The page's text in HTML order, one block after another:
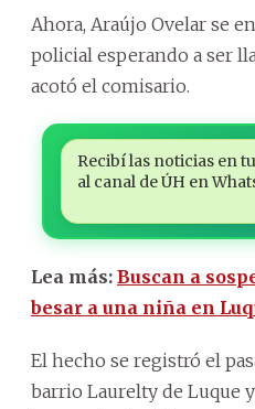
Ahora, Araújo Ovelar se
policial esperando a ser
acotó el comisario.
Recibí las noticias en
al canal de ÚH en
Lea más: Buscan a
besar a una niña en
El hecho se registró el
barrio Laurelty de Luque